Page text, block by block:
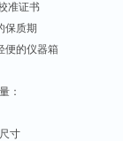
准证书
保质期
便的仪器箱
：
寸